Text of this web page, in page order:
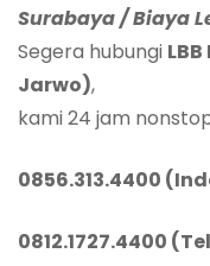
Surabaya / Biaya
Segera hubungi
Jarwo),
kami 24 jam
0856.313.4400
0812.1727.4400